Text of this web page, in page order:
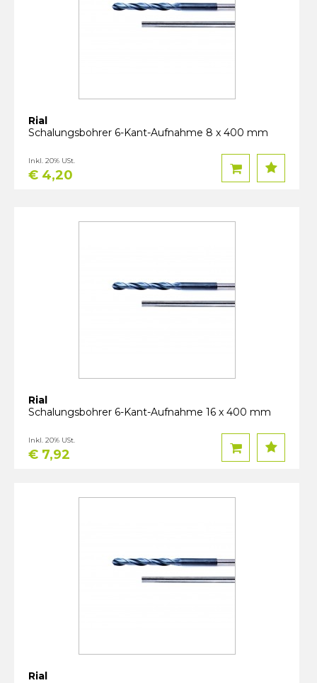
Rial
Schalungsbohrer 6-Kant-Aufnahme 8 x 400 mm
€ 4,20
Inkl. 20% USt.
Rial
Schalungsbohrer 6-Kant-Aufnahme 16 x 400 mm
€ 7,92
Inkl. 20% USt.
Rial